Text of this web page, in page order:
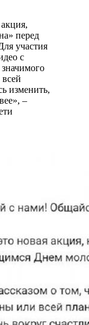
перед
участия
с
значимого
изменить,
–